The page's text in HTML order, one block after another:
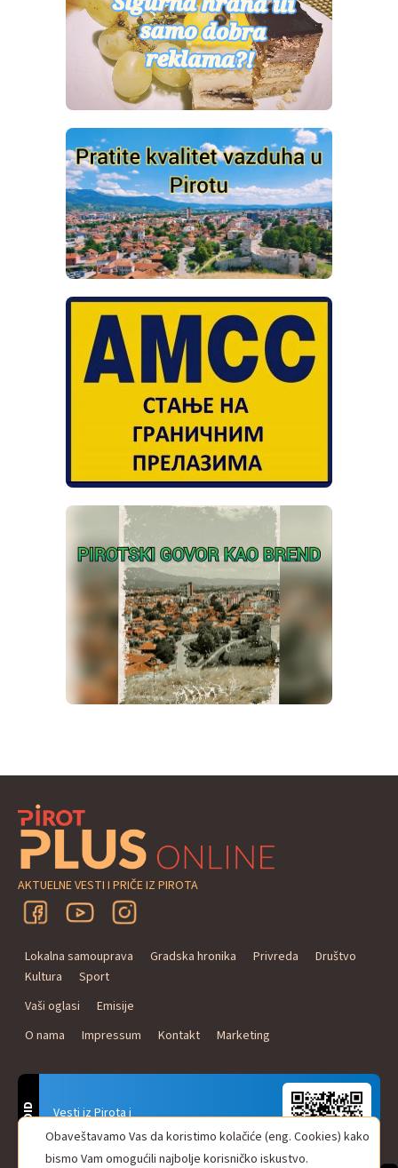
AKTUELNE VESTI I PRIČE IZ PIROTA
Lokalna samouprava Gradska hronika Privreda
Društvo
Kultura
Sport
Vaši oglasi
Emisije
O nama
Impressum Kontakt Marketing
Vesti iz Pirota i
Naxi Plus Radio
Uvek u Vašem džepu!
ANDROID Obaveštavamo Vas da koristimo kolačiće (eng. Cookies) kako
bismo Vam omogućili najbolje korisničko iskustvo.